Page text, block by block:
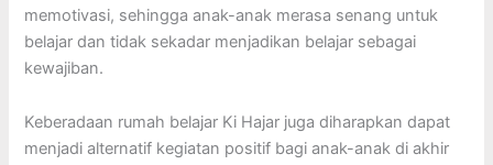
memotivasi, sehingga anak-anak merasa senang untuk
belajar dan tidak sekadar menjadikan belajar sebagai
kewajiban.
Keberadaan rumah belajar Ki Hajar juga diharapkan dapat
menjadi alternatif kegiatan positif bagi anak-anak di akhir